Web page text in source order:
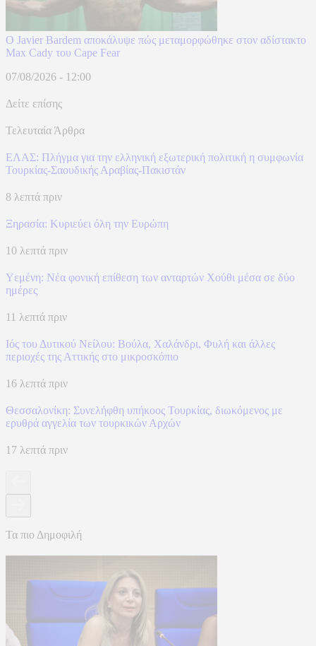
O Javier Bardem αποκάλυψε πώς μεταμορφώθηκε στον αδίστακτο
Max Cady του Cape Fear
07/08/2026 - 12:00
Δείτε επίσης
Τελευταία Άρθρα
ΕΛΑΣ: Πλήγμα για την ελληνική εξωτερική πολιτική η συμφωνία
Τουρκίας-Σαουδικής Αραβίας-Πακιστάν
8 λεπτά πριν
Ξηρασία: Κυριεύει όλη την Ευρώπη
10 λεπτά πριν
Υεμένη: Νέα φονική επίθεση των ανταρτών Χούθι μέσα σε δύο
ημέρες
11 λεπτά πριν
Ιός του Δυτικού Νείλου: Βούλα, Χαλάνδρι, Φυλή και άλλες
περιοχές της Αττικής στο μικροσκόπιο
16 λεπτά πριν
Θεσσαλονίκη: Συνελήφθη υπήκοος Τουρκίας, διωκόμενος με
ερυθρά αγγελία των τουρκικών Αρχών
17 λεπτά πριν
Τα πιο Δημοφιλή